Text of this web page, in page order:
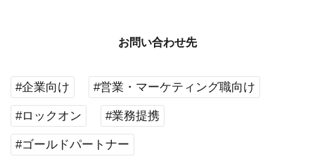
お問い合わせ先
#企業向け #営業・マーケティング職向け
#ロックオン #業務提携
#ゴールドパートナー